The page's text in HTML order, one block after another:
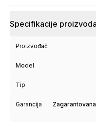
Specifikacije proizvoda
Proizvođač
Model
Tip
Garancija